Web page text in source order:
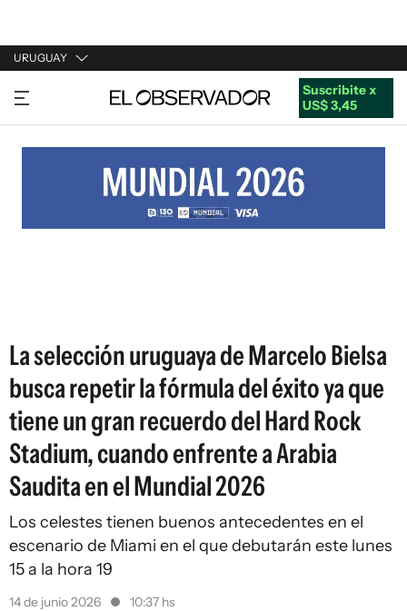
URUGUAY
URUGUAY
ARGENTINA
ESTADOS UNIDOS
Suscribite x
US$ 3,45
La selección uruguaya de Marcelo Bielsa
busca repetir la fórmula del éxito ya que
tiene un gran recuerdo del Hard Rock
Stadium, cuando enfrente a Arabia
Saudita en el Mundial 2026
Los celestes tienen buenos antecedentes en el
escenario de Miami en el que debutarán este lunes
15 a la hora 19
14 de junio 2026 10:37 hs